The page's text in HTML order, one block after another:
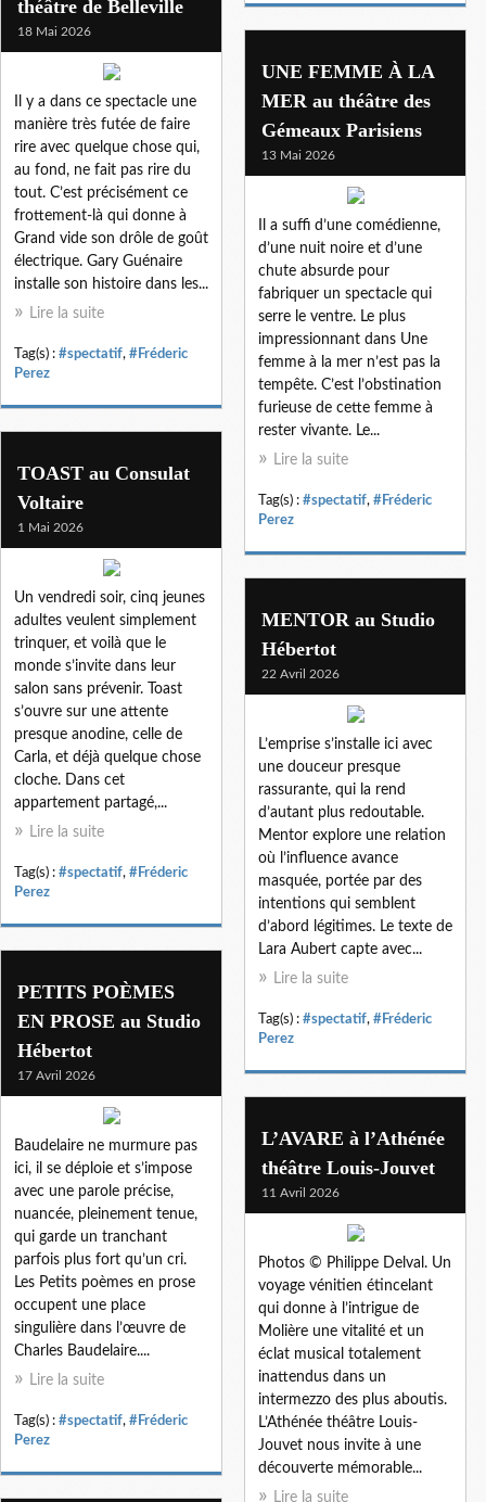
théâtre de Belleville
18 Mai 2026
Il y a dans ce spectacle une
manière très futée de faire
rire avec quelque chose qui,
au fond, ne fait pas rire du
tout. C’est précisément ce
frottement-là qui donne à
Grand vide son drôle de goût
électrique. Gary Guénaire
installe son histoire dans les...
Lire la suite
Tag(s) : #spectatif, #Fréderic
Perez
UNE FEMME À LA
MER au théâtre des
Gémeaux Parisiens
13 Mai 2026
Il a suffi d’une comédienne,
d’une nuit noire et d’une
chute absurde pour
fabriquer un spectacle qui
serre le ventre. Le plus
impressionnant dans Une
femme à la mer n’est pas la
tempête. C’est l’obstination
furieuse de cette femme à
rester vivante. Le...
Lire la suite
Tag(s) : #spectatif, #Fréderic
Perez
TOAST au Consulat
Voltaire
1 Mai 2026
Un vendredi soir, cinq jeunes
adultes veulent simplement
trinquer, et voilà que le
monde s’invite dans leur
salon sans prévenir. Toast
s’ouvre sur une attente
presque anodine, celle de
Carla, et déjà quelque chose
cloche. Dans cet
appartement partagé,...
Lire la suite
Tag(s) : #spectatif, #Fréderic
Perez
MENTOR au Studio
Hébertot
22 Avril 2026
L’emprise s’installe ici avec
une douceur presque
rassurante, qui la rend
d’autant plus redoutable.
Mentor explore une relation
où l’influence avance
masquée, portée par des
intentions qui semblent
d’abord légitimes. Le texte de
Lara Aubert capte avec...
Lire la suite
Tag(s) : #spectatif, #Fréderic
Perez
PETITS POÈMES
EN PROSE au Studio
Hébertot
17 Avril 2026
Baudelaire ne murmure pas
ici, il se déploie et s’impose
avec une parole précise,
nuancée, pleinement tenue,
qui garde un tranchant
parfois plus fort qu’un cri.
Les Petits poèmes en prose
occupent une place
singulière dans l’œuvre de
Charles Baudelaire....
Lire la suite
Tag(s) : #spectatif, #Fréderic
Perez
L’AVARE à l’Athénée
théâtre Louis-Jouvet
11 Avril 2026
Photos © Philippe Delval. Un
voyage vénitien étincelant
qui donne à l’intrigue de
Molière une vitalité et un
éclat musical totalement
inattendus dans un
intermezzo des plus aboutis.
L’Athénée théâtre Louis-
Jouvet nous invite à une
découverte mémorable...
Lire la suite